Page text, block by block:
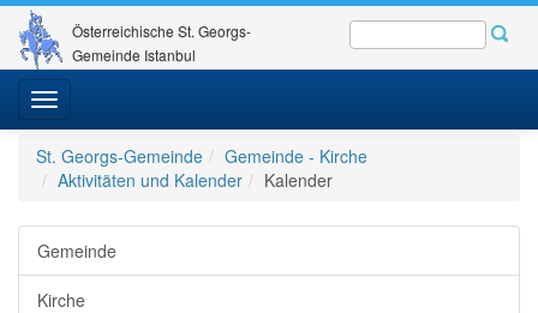
Österreichische St. Georgs-
Gemeinde Istanbul
Toggle
navigation
St. Georgs-Gemeinde
Gemeinde - Kirche
Aktivitäten und Kalender
Kalender
Gemeinde
Kirche